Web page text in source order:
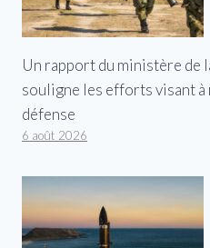
Un rapport du ministère de
souligne les efforts visant
défense
6 août 2026